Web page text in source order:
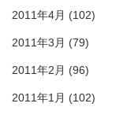
2011年4月 (102)
2011年3月 (79)
2011年2月 (96)
2011年1月 (102)